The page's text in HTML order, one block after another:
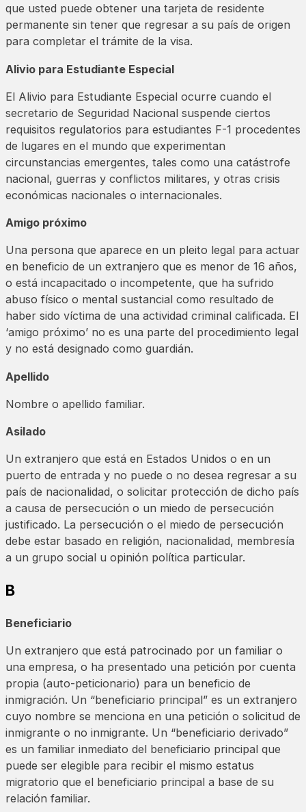
que usted puede obtener una tarjeta de residente
permanente sin tener que regresar a su país de origen
para completar el trámite de la visa.
Alivio para Estudiante Especial
El Alivio para Estudiante Especial ocurre cuando el
secretario de Seguridad Nacional suspende ciertos
requisitos regulatorios para estudiantes F-1 procedentes
de lugares en el mundo que experimentan
circunstancias emergentes, tales como una catástrofe
nacional, guerras y conflictos militares, y otras crisis
económicas nacionales o internacionales.
Amigo próximo
Una persona que aparece en un pleito legal para actuar
en beneficio de un extranjero que es menor de 16 años,
o está incapacitado o incompetente, que ha sufrido
abuso físico o mental sustancial como resultado de
haber sido víctima de una actividad criminal calificada. El
‘amigo próximo’ no es una parte del procedimiento legal
y no está designado como guardián.
Apellido
Nombre o apellido familiar.
Asilado
Un extranjero que está en Estados Unidos o en un
puerto de entrada y no puede o no desea regresar a su
país de nacionalidad, o solicitar protección de dicho país
a causa de persecución o un miedo de persecución
justificado. La persecución o el miedo de persecución
debe estar basado en religión, nacionalidad, membresía
a un grupo social u opinión política particular.
B
Beneficiario
Un extranjero que está patrocinado por un familiar o
una empresa, o ha presentado una petición por cuenta
propia (auto-peticionario) para un beneficio de
inmigración. Un “beneficiario principal” es un extranjero
cuyo nombre se menciona en una petición o solicitud de
inmigrante o no inmigrante. Un “beneficiario derivado”
es un familiar inmediato del beneficiario principal que
puede ser elegible para recibir el mismo estatus
migratorio que el beneficiario principal a base de su
relación familiar.